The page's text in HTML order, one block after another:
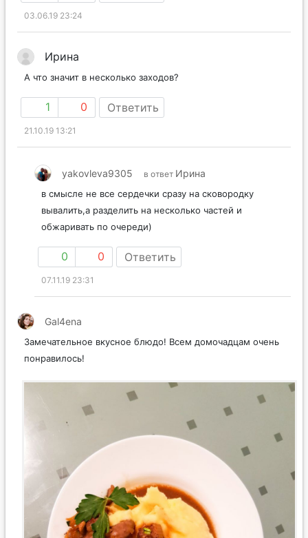
03.06.19 23:24
Ирина
А что значит в несколько заходов?
1 0 Ответить
21.10.19 13:21
yakovleva9305 в ответ Ирина
в смысле не все сердечки сразу на сковородку
вывалить,а разделить на несколько частей и
обжаривать по очереди)
0 0 Ответить
07.11.19 23:31
Gal4ena
Замечательное вкусное блюдо! Всем домочадцам очень
понравилось!